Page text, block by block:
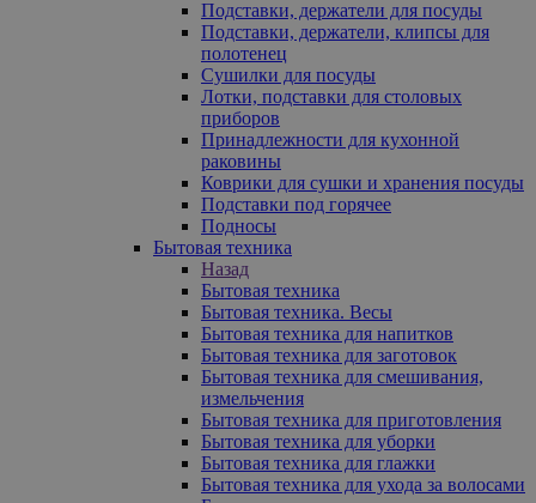
Подставки, держатели для посуды
Подставки, держатели, клипсы для
полотенец
Сушилки для посуды
Лотки, подставки для столовых
приборов
Принадлежности для кухонной
раковины
Коврики для сушки и хранения посуды
Подставки под горячее
Подносы
Бытовая техника
Назад
Бытовая техника
Бытовая техника. Весы
Бытовая техника для напитков
Бытовая техника для заготовок
Бытовая техника для смешивания,
измельчения
Бытовая техника для приготовления
Бытовая техника для уборки
Бытовая техника для глажки
Бытовая техника для ухода за волосами